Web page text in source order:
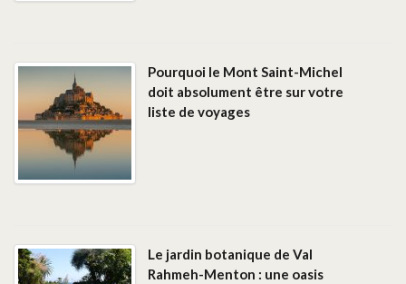
Pourquoi le Mont Saint-Michel
doit absolument être sur votre
liste de voyages
Le jardin botanique de Val
Rahmeh-Menton : une oasis